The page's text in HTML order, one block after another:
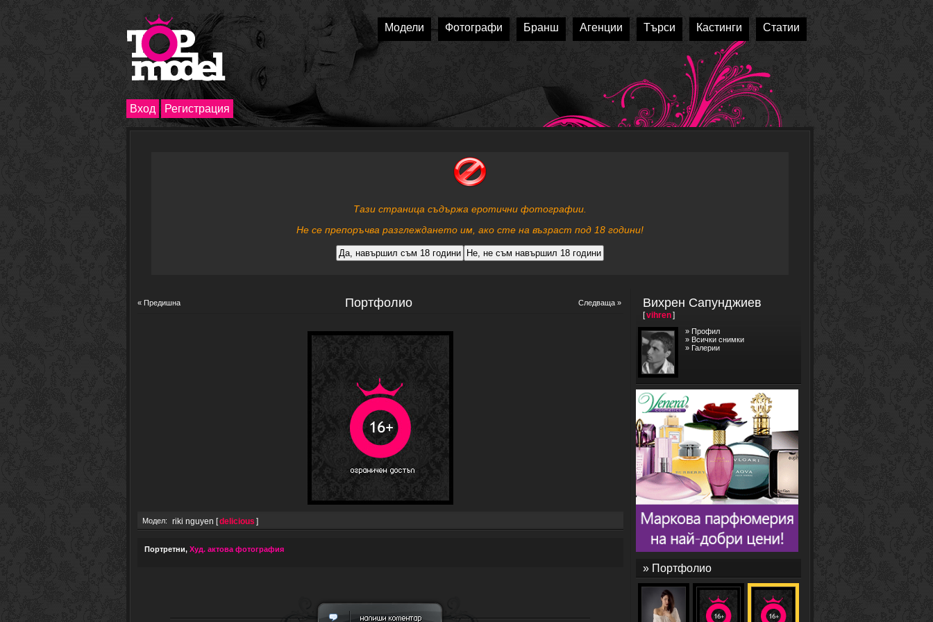
Модели Фотографи Бранш Агенции Търси Кастинги Статии
Вход Регистрация
Тази страница съдържа еротични фотографии.
Не се препоръчва разглеждането им, ако сте на възраст под 18 години!
« Предишна Портфолио Следваща »
Модел: riki nguyen [delicious ]
Портретни, Худ. актова фотография
Вихрен Сапунджиев
[vihren]
» Профил
» Всички снимки
» Галерии
» Портфолио